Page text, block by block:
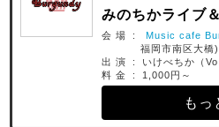
みのちかライブ
会 場 : Music cafe
福岡市南区大橋)
出 演 : いけべちか（Vo
料 金 : 1,000円～
もっ